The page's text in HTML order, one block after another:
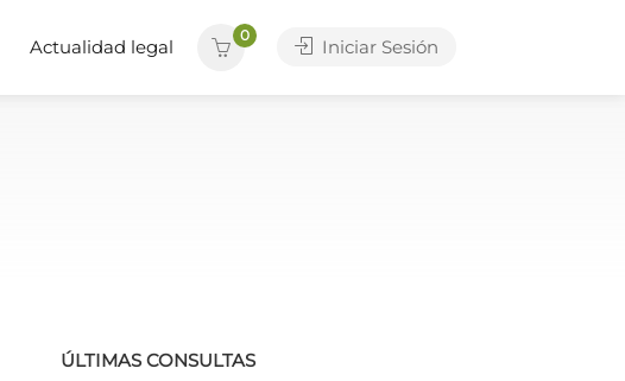
Actualidad legal
0
Iniciar Sesión
ÚLTIMAS CONSULTAS